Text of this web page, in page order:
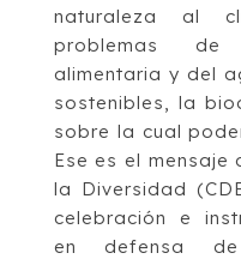
naturaleza al
problemas de
alimentaria y del
sostenibles, la
sobre la cual
Ese es el mensaje
la Diversidad
celebración e
en defensa